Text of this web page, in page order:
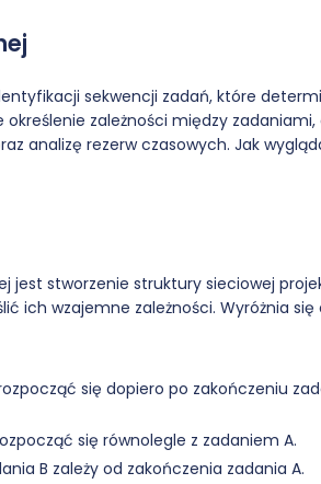
sekwencji zadań, które
zależności między zadaniami,
analizę rezerw czasowych. Jak
jest stworzenie struktury sieciowej
ich wzajemne zależności. Wyróżnia
się dopiero po zakończeniu
się równolegle z zadaniem A.
B zależy od zakończenia zadania A.